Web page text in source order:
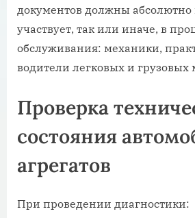
документов должны абсолютно
участвует, так или иначе, в
обслуживания: механики,
водители легковых и
Проверка
состояния
агрегатов
При проведении диагностики: